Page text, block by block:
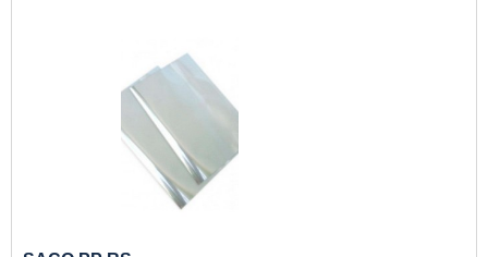
pode ser utilizada para a embalagem de produtos
voltadas para os mercados de alimentos, higiene,
farmacêuticos, cosméticos, eletroeletrônicos
entres outros. Os polímeros contidos na
elaboração podem compactar alta capacidade de
comercialização. Além disso, ela oferece proteção